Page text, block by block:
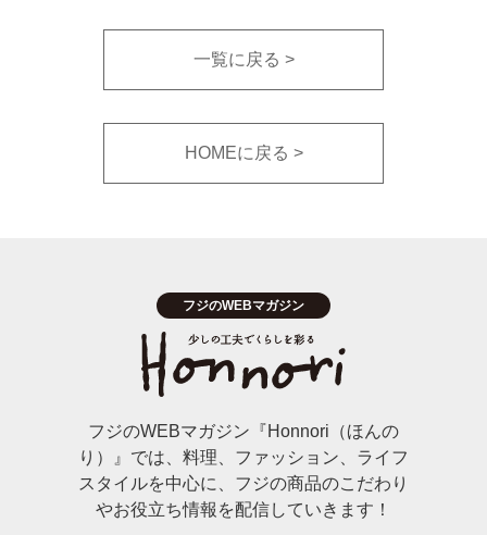
一覧に戻る
HOMEに戻る
フジのWEBマガジン『Honnori（ほんの
り）』では、料理、ファッション、ライフ
スタイルを中心に、フジの商品のこだわり
やお役立ち情報を配信していきます！